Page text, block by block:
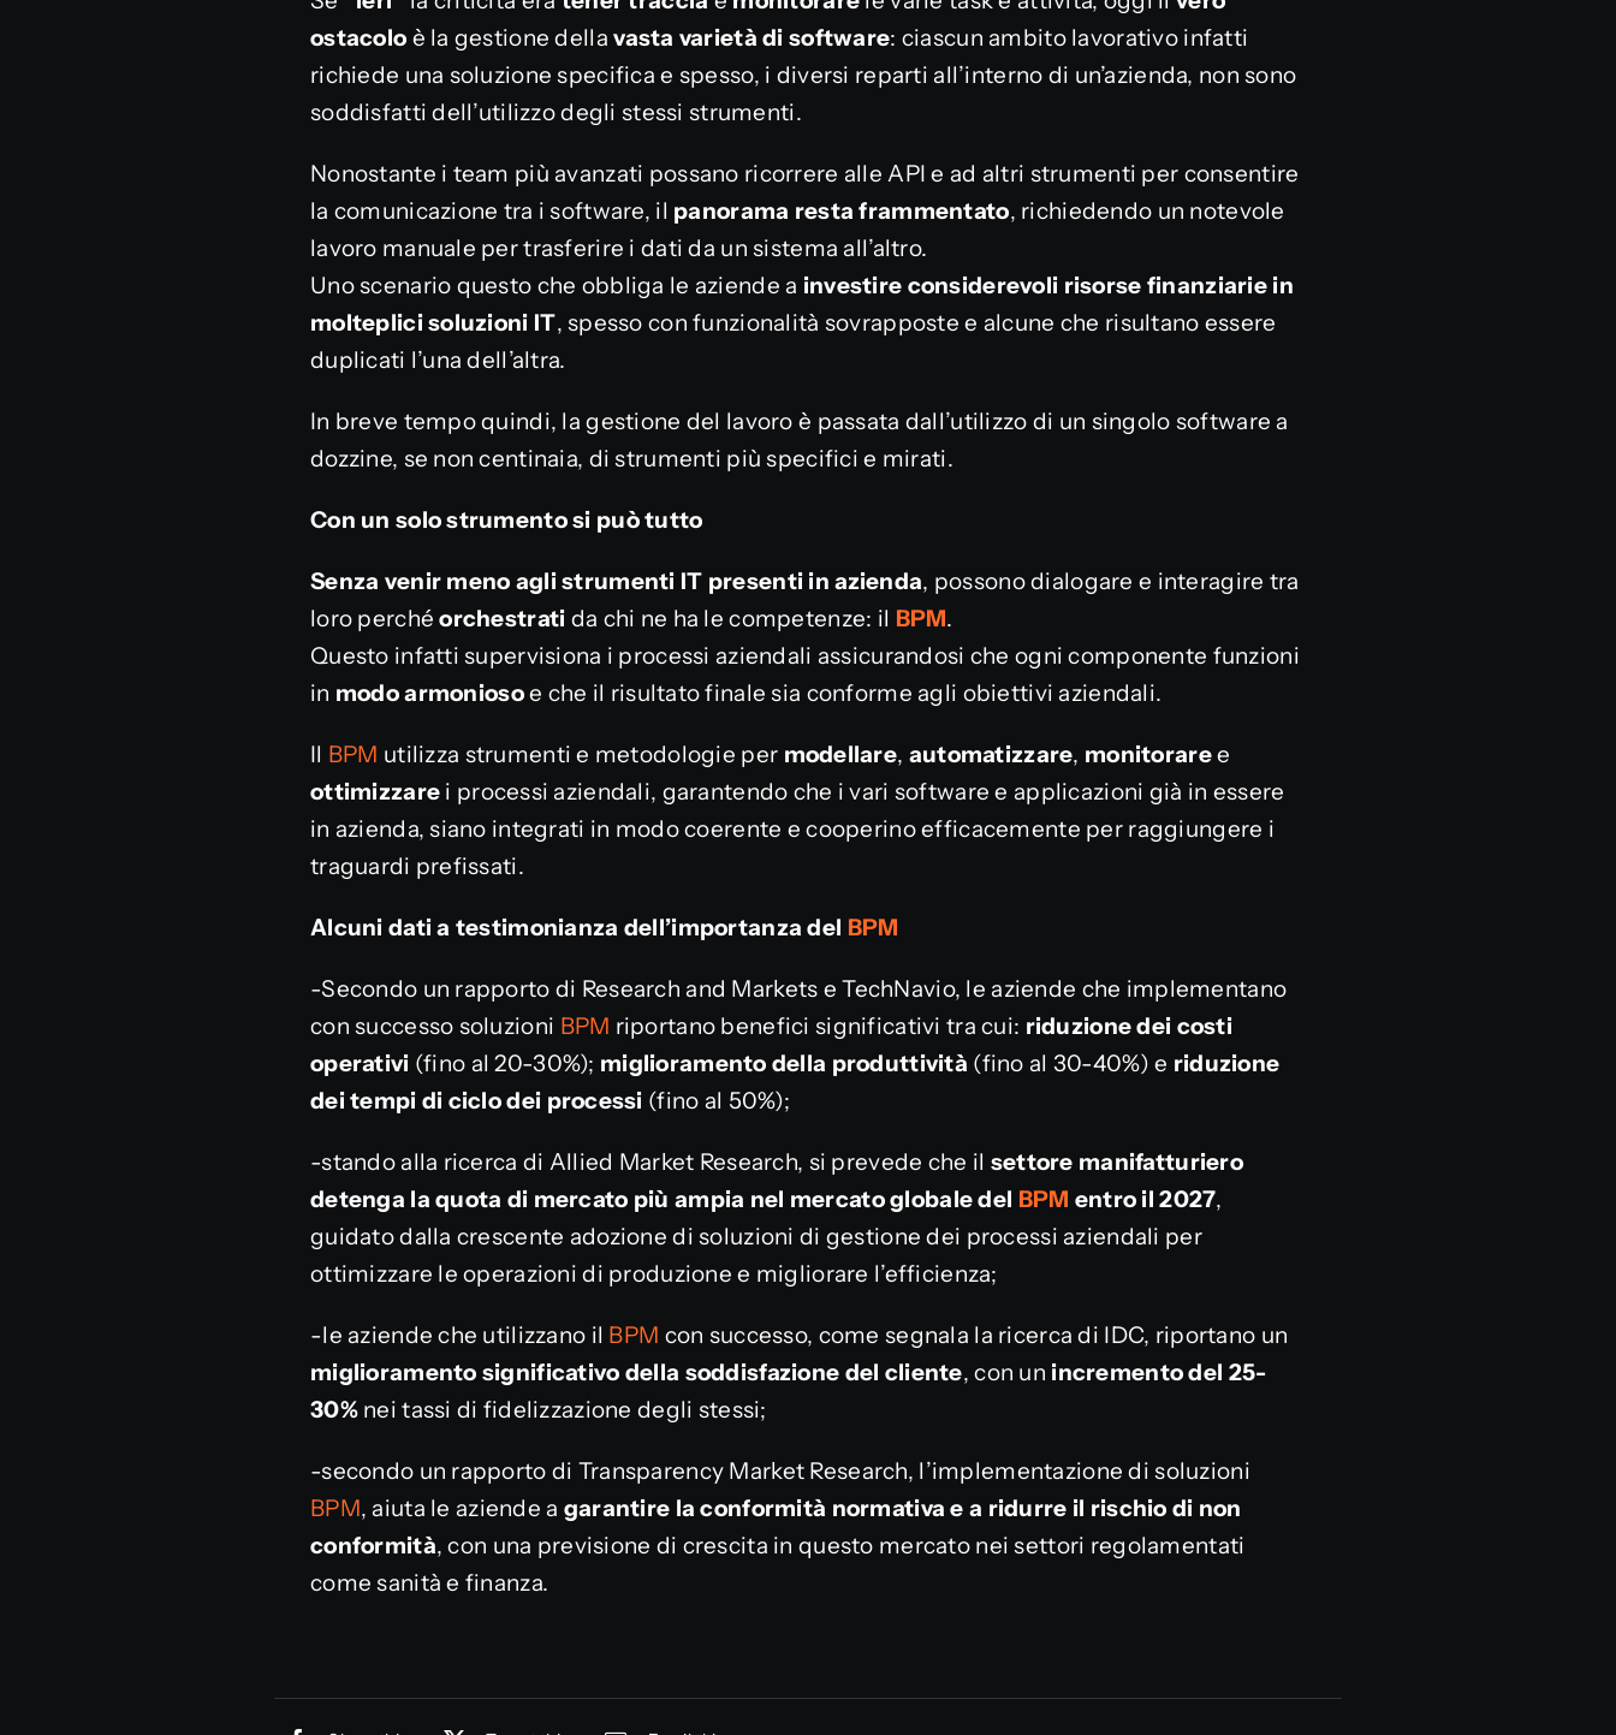
ostacolo è la gestione dellavasta varietà di software: ciascun ambito lavorativo infatti
richiede una soluzione specifica e spesso, i diversi reparti all’interno di un’azienda, non sono
soddisfatti dell’utilizzo degli stessi strumenti.
Nonostante i team più avanzati possano ricorrere alle API e ad altri strumenti per consentire
la comunicazione tra i software, il panorama resta frammentato, richiedendo un notevole
lavoro manuale per trasferire i dati da un sistema all’altro.
Uno scenario questo che obbliga le aziende a investire considerevoli risorse finanziarie in
molteplici soluzioni IT, spesso con funzionalità sovrapposte e alcune che risultano essere
duplicati l’una dell’altra.
In breve tempo quindi, la gestione del lavoro è passata dall’utilizzo di un singolo software a
dozzine, se non centinaia, di strumenti più specifici e mirati.
Con un solo strumento si può tutto
Senza venir meno agli strumenti IT presenti in azienda, possono dialogare e interagire tra
loro perchéorchestrati da chi ne ha le competenze: il BPM.
Questo infatti supervisiona i processi aziendali assicurandosi che ogni componente funzioni
in modo armoniosoe che il risultato finale sia conforme agli obiettivi aziendali.
Il BPM utilizza strumenti e metodologie per modellare, automatizzare, monitoraree
ottimizzare i processi aziendali, garantendo che i vari software e applicazioni già in essere
in azienda, siano integrati in modo coerente e cooperino efficacemente per raggiungere i
traguardi prefissati.
Alcuni dati a testimonianza dell’importanza del BPM
-Secondo un rapporto di Research and Markets e TechNavio, le aziende che implementano
con successo soluzioni BPM riportano benefici significativi tra cui: riduzione dei costi
operativi (fino al 20-30%); miglioramento della produttività (fino al 30-40%) e riduzione
dei tempi di ciclo dei processi (fino al 50%);
-stando alla ricerca di Allied Market Research, si prevede che il settore manifatturiero
detenga laquota di mercato più ampia nel mercato globale del BPM entro il 2027,
guidato dalla crescente adozione di soluzioni di gestione dei processi aziendali per
ottimizzare le operazioni di produzione e migliorare l’efficienza;
-le aziende che utilizzano il BPM con successo, come segnala la ricerca di IDC, riportano un
miglioramento significativo della soddisfazione del cliente, con un incremento del 25-
30%nei tassi di fidelizzazione degli stessi;
-secondo un rapporto di Transparency Market Research, l’implementazione di soluzioni
BPM, aiuta le aziende a garantire la conformità normativa e a ridurre il rischio di non
conformità, con una previsione di crescita in questo mercato nei settori regolamentati
come sanità e finanza.